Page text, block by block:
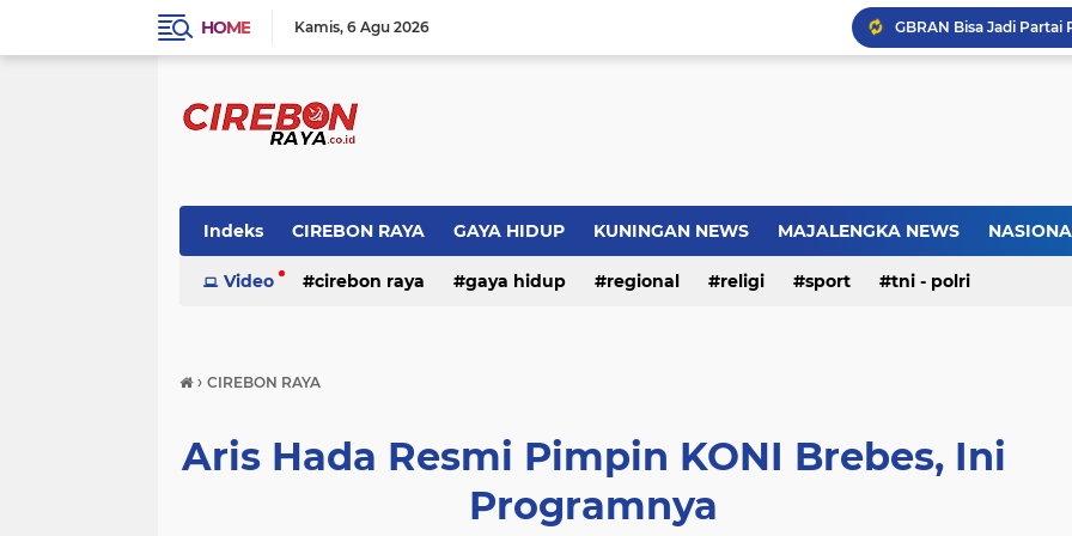
HOME Kamis 6 Agu 2026
Introversion, ChatGPT
Warga Somogede
Indeks CIREBON RAYA GAYA HIDUP KUNINGAN NEWS MAJALENGKA NEWS
Video cirebon raya gaya hidup regional religi sport tni - polri
› CIREBON RAYA
Aris Hada Resmi Pimpin KONI Brebes, Ini
Programnya